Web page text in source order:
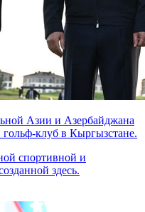
Азии и Азербайджана
клуб в Кыргызстане.
спортивной и
здесь.